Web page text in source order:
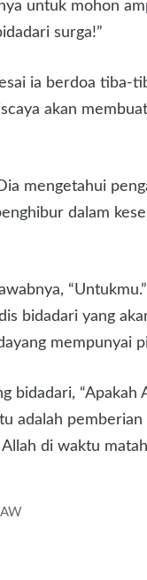
untuk mohon
surga!”
ia berdoa
akan
mengetahui
dalam
bidadari yang
mempunyai
adalah
di waktu